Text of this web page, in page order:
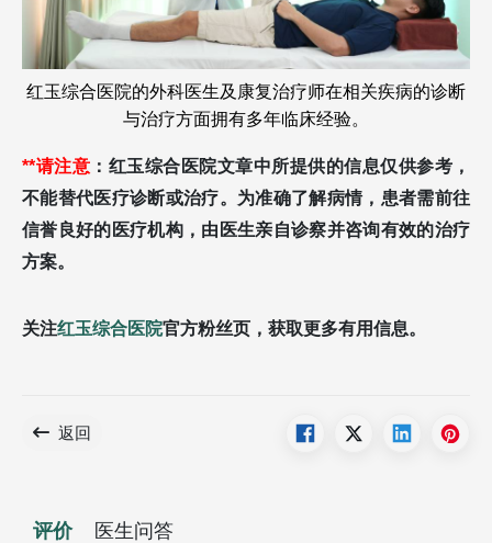
红玉综合医院的外科医生及康复治疗师在相关疾病的诊断
与治疗方面拥有多年临床经验。
**请注意 ：红玉综合医院文章中所提供的信息仅供参考，
不能替代医疗诊断或治疗。为准确了解病情，患者需前往
信誉良好的医疗机构，由医生亲自诊察并咨询有效的治疗
方案。
关注红玉综合医院官方粉丝页，获取更多有用信息。
返回
评价 医生问答